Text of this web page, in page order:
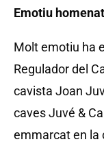
Emotiu
Molt emotiu ha
Regulador del
cavista Joan
caves Juvé &
emmarcat en la